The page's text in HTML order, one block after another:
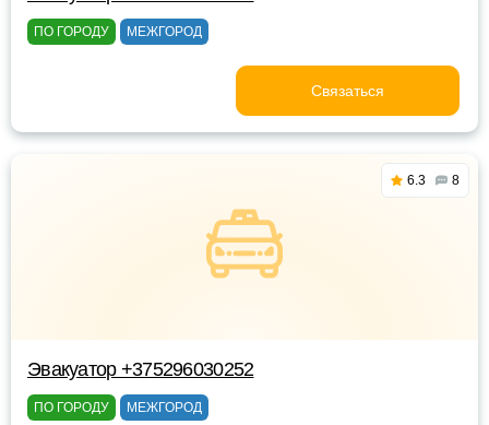
ПО ГОРОДУ МЕЖГОРОД
Связаться
6.3 8
Эвакуатор +375296030252
ПО ГОРОДУ МЕЖГОРОД